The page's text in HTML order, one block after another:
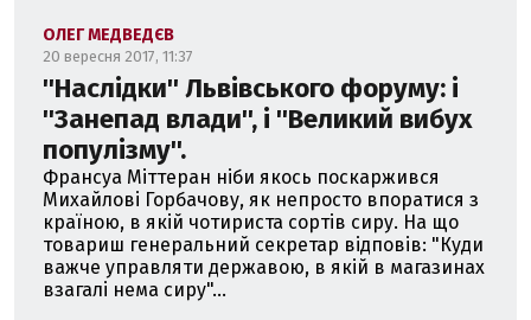
ОЛЕГ МЕДВЕДЄВ
20 вересня 2017, 11:37
''Наслідки'' Львівського форуму: і
''Занепад влади'', і ''Великий вибух
популізму''.
Франсуа Міттеран ніби якось поскаржився
Михайлові Горбачову, як непросто впоратися з
країною, в якій чотириста сортів сиру. На що
товариш генеральний секретар відповів: "Куди
важче управляти державою, в якій в магазинах
взагалі нема сиру"...